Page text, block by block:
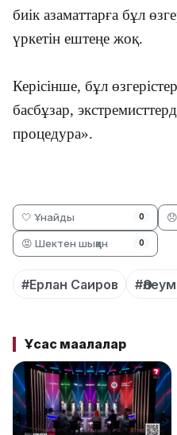
биік азаматтарға бұл
үркетін ештеңе жоқ.
Керісінше, бұл
басбұзар,
процедура».
🤍 Ұнайды 0
😡 Шектен шыққан 0
#Ерлан Саиров
Ұқсас мақалалар